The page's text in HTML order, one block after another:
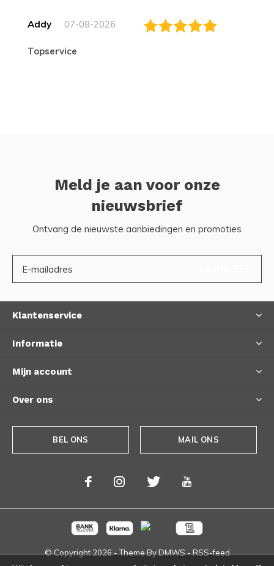
Addy 07-08-2026
topservice
Meld je aan voor onze
nieuwsbrief
Ontvang de nieuwste aanbiedingen en promoties
Klantenservice
Informatie
Mijn account
Over ons
BEL ONS MAIL ONS
© Copyright2026- Theme ByDMWS-RSS-feed